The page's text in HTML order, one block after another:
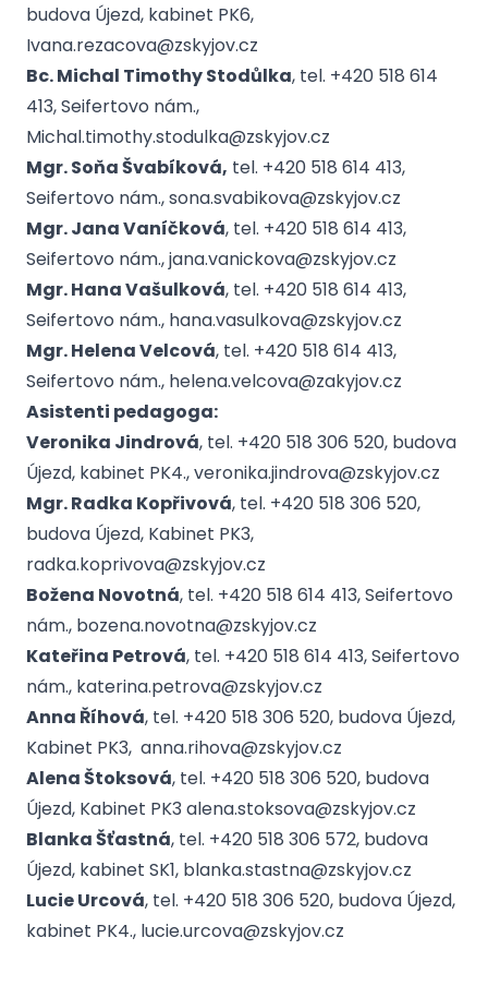
budova Újezd, kabinet PK6,
Ivana.rezacova@zskyjov.cz
Bc. Michal Timothy Stodůlka, tel. +420 518 614
413, Seifertovo nám.,
Michal.timothy.stodulka@zskyjov.cz
Mgr. Soňa Švabíková, tel. +420 518 614 413,
Seifertovo nám., sona.svabikova@zskyjov.cz
Mgr. Jana Vaníčková, tel. +420 518 614 413,
Seifertovo nám., jana.vanickova@zskyjov.cz
Mgr. Hana Vašulková, tel. +420 518 614 413,
Seifertovo nám., hana.vasulkova@zskyjov.cz
Mgr. Helena Velcová, tel. +420 518 614 413,
Seifertovo nám., helena.velcova@zakyjov.cz
Asistenti pedagoga:
Veronika Jindrová, tel. +420 518 306 520, budova
Újezd, kabinet PK4., veronika.jindrova@zskyjov.cz
Mgr. Radka Kopřivová, tel. +420 518 306 520,
budova Újezd, Kabinet PK3,
radka.koprivova@zskyjov.cz
Božena Novotná, tel. +420 518 614 413, Seifertovo
nám., bozena.novotna@zskyjov.cz
Kateřina Petrová, tel. +420 518 614 413, Seifertovo
nám., katerina.petrova@zskyjov.cz
Anna Říhová, tel. +420 518 306 520, budova Újezd,
Kabinet PK3, anna.rihova@zskyjov.cz
Alena Štoksová, tel. +420 518 306 520, budova
Újezd, Kabinet PK3 alena.stoksova@zskyjov.cz
Blanka Šťastná, tel. +420 518 306 572, budova
Újezd, kabinet SK1, blanka.stastna@zskyjov.cz
Lucie Urcová, tel. +420 518 306 520, budova Újezd,
kabinet PK4., lucie.urcova@zskyjov.cz